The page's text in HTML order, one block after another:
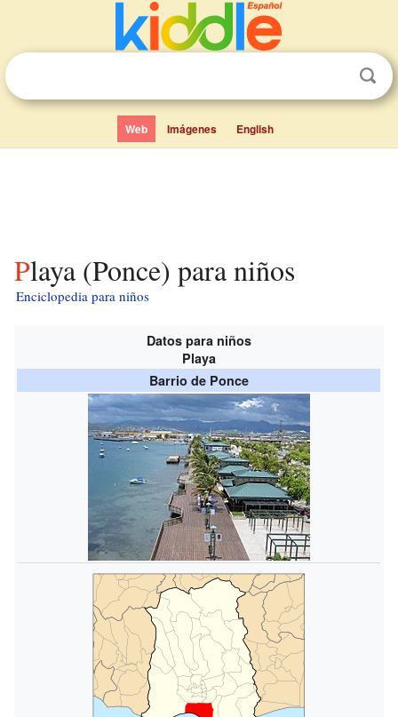
Web Imágenes English
Playa (Ponce) para niños
Enciclopedia para niños
Datos para niños
Playa
Barrio de Ponce